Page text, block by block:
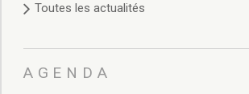
Délibérations 2025
Délibérations 2022
Toutes les actualités
AGENDA